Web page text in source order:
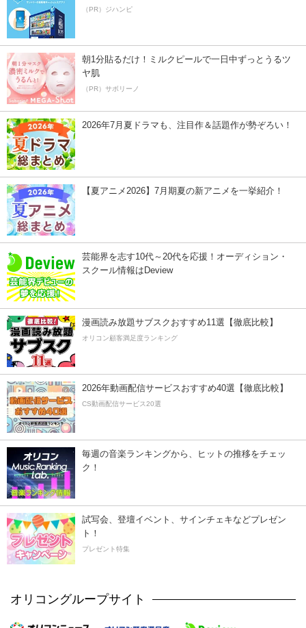
（PR）ジハンピ
朝1分貼るだけ！ミルクピールで一日中ずっとうるツ
ヤ肌
（PR）サボリーノ
2026年7月夏ドラマも、注目作＆話題作が勢ぞろい！
【夏アニメ2026】7月期夏の新アニメを一挙紹介！
芸能界を志す10代～20代を応援！オーディション・
スクール情報はDeview
漫画読み放題サブスクおすすめ11選【徹底比較】
オリコン顧客満足度ランキング
2026年動画配信サービスおすすめ40選【徹底比較】
CS動画配信サービス20選
毎週の音楽ランキングから、ヒットの推移をチェッ
ク！
試写会、登壇イベント、サインチェキなどプレゼン
ト！
プレゼント特集
オリコングループサイト